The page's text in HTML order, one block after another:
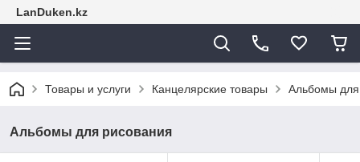
LanDuken.kz
Товары и услуги Канцелярские товары Альбомы
Альбомы для рисования